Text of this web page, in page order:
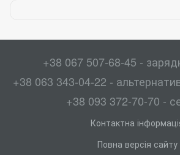
+38 067 507-68-45 -
+38 063 343-04-22 -
+38 093 372-70-70 -
Контактна
Повна версія сайту